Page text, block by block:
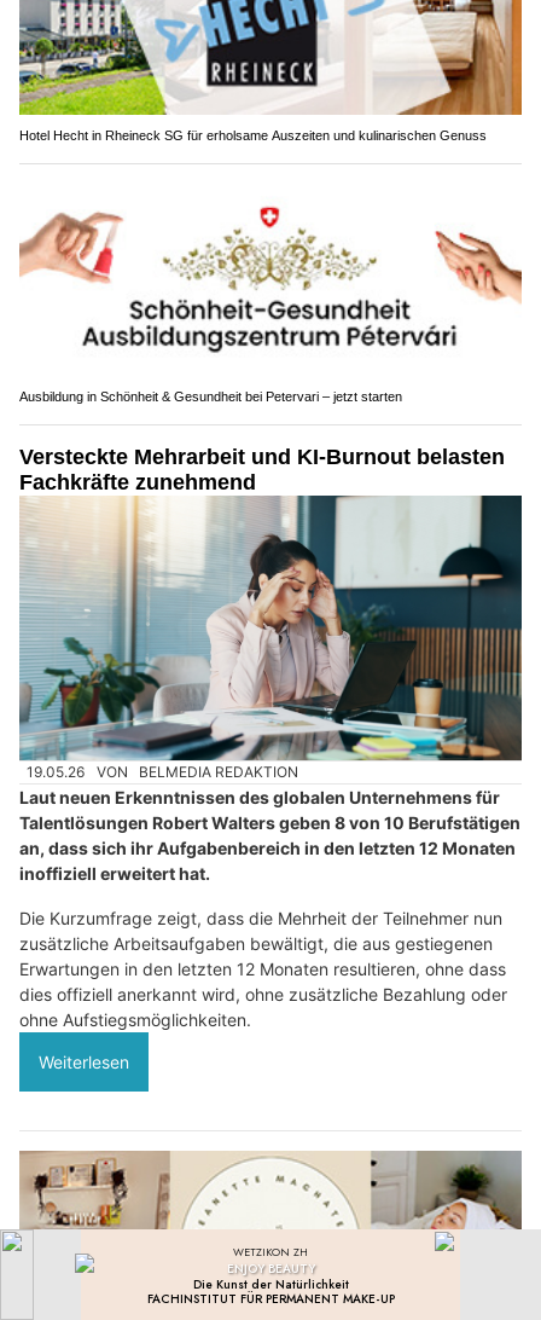
Hotel Hecht in Rheineck SG für erholsame Auszeiten und kulinarischen Genuss
Ausbildung in Schönheit & Gesundheit bei Petervari – jetzt starten
Versteckte Mehrarbeit und KI-Burnout belasten
Fachkräfte zunehmend
19.05.26 VON BELMEDIA REDAKTION
Laut neuen Erkenntnissen des globalen Unternehmens für
Talentlösungen Robert Walters geben 8 von 10 Berufstätigen
an, dass sich ihr Aufgabenbereich in den letzten 12 Monaten
inoffiziell erweitert hat.
Die Kurzumfrage zeigt, dass die Mehrheit der Teilnehmer nun
zusätzliche Arbeitsaufgaben bewältigt, die aus gestiegenen
Erwartungen in den letzten 12 Monaten resultieren, ohne dass
dies offiziell anerkannt wird, ohne zusätzliche Bezahlung oder
ohne Aufstiegsmöglichkeiten.
Weiterlesen